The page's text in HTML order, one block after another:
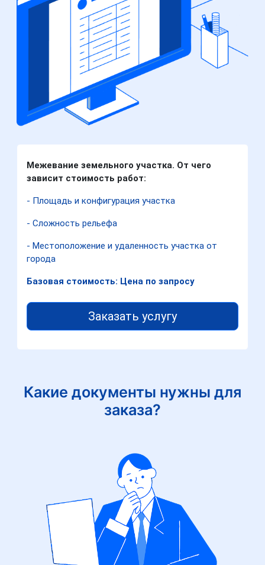
Межевание земельного участка. От чего
зависит стоимость работ:
- Площадь и конфигурация участка
- Сложность рельефа
- Местоположение и удаленность участка от
города
Базовая стоимость: Цена по запросу
Заказать услугу
Какие документы нужны для
заказа?